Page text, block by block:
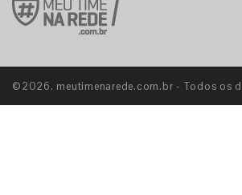
©2026. meutimenarede.com.br - Todos os